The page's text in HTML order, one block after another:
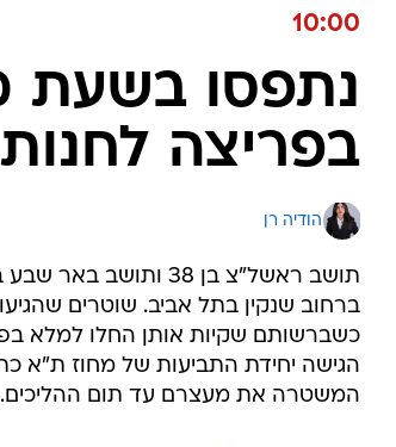
10:00
בפריצה
הודיה רן
ברחוב שנקין בתל אביב. שוטרים
כשברשותם שקיות אותן החלו למלא
הגישה יחידת התביעות של מחוז ת"א
המשטרה את מעצרם עד תום ההליכים.